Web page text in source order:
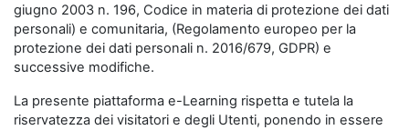
giugno 2003 n. 196, Codice in materia di protezione dei dati
personali) e comunitaria, (Regolamento europeo per la
protezione dei dati personali n. 2016/679, GDPR) e
successive modifiche.
La presente piattaforma e-Learning rispetta e tutela la
riservatezza dei visitatori e degli Utenti, ponendo in essere